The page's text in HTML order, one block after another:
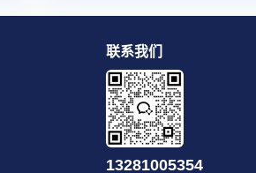
联系我们
13281005354